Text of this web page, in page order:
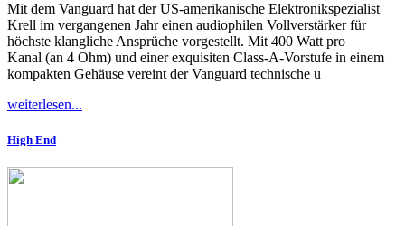
Mit dem Vanguard hat der US-amerikanische Elektronikspezialist
Krell im vergangenen Jahr einen audiophilen Vollverstärker für
höchste klangliche Ansprüche vorgestellt. Mit 400 Watt pro
Kanal (an 4 Ohm) und einer exquisiten Class-A-Vorstufe in einem
kompakten Gehäuse vereint der Vanguard technische u
weiterlesen...
High End